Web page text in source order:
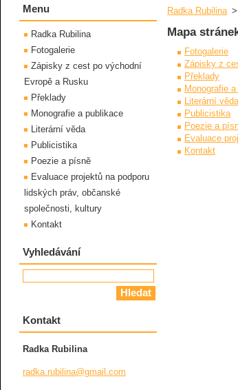
Radka Rubilina >
Mapa
Fotogalerie
Zápisky z
Překlady
Monografie
Literární věda
Publicistika
Poezie a
Evaluace
Kontakt
Menu
Radka Rubilina
Fotogalerie
Zápisky z cest po východní
Evropě a Rusku
Překlady
Monografie a publikace
Literární věda
Publicistika
Poezie a písně
Evaluace projektů na podporu
lidských práv, občanské
společnosti, kultury
Kontakt
Vyhledávání
Kontakt
Radka Rubilina
radka.rubilina@gmail.com